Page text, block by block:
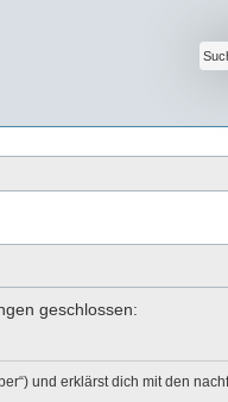
geschlossen:
und erklärst dich mit den